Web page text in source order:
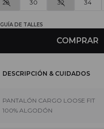
28 30 32 34
GUÍA DE TALLES
COMPRAR
DESCRIPCIÓN & CUIDADOS
PANTALÓN CARGO LOOSE FIT
100% ALGODÓN